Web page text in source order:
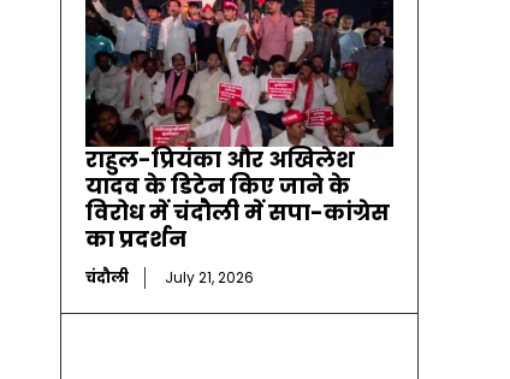
राहुल-प्रियंका और अखिलेश
यादव के डिटेन किए जाने के
विरोध में चंदौली में सपा-कांग्रेस
का प्रदर्शन
चंदौली July 21, 2026